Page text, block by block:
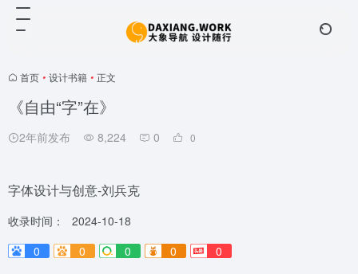
首页 • 设计书籍 • 正文
《自由“字”在》
2年前发布 8,224 0 0
字体设计与创意-刘兵克
收录时间：
2024-10-18
0
0 0 0 0